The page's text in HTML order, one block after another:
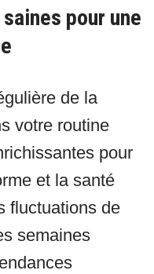
pour une
de la
votre routine
pour
et la santé
fluctuations de
semaines